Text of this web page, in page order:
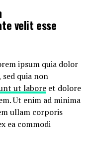
velit esse
ipsum quia dolor
quia non
ut labore et dolore
Ut enim ad minima
ullam corporis
ea commodi